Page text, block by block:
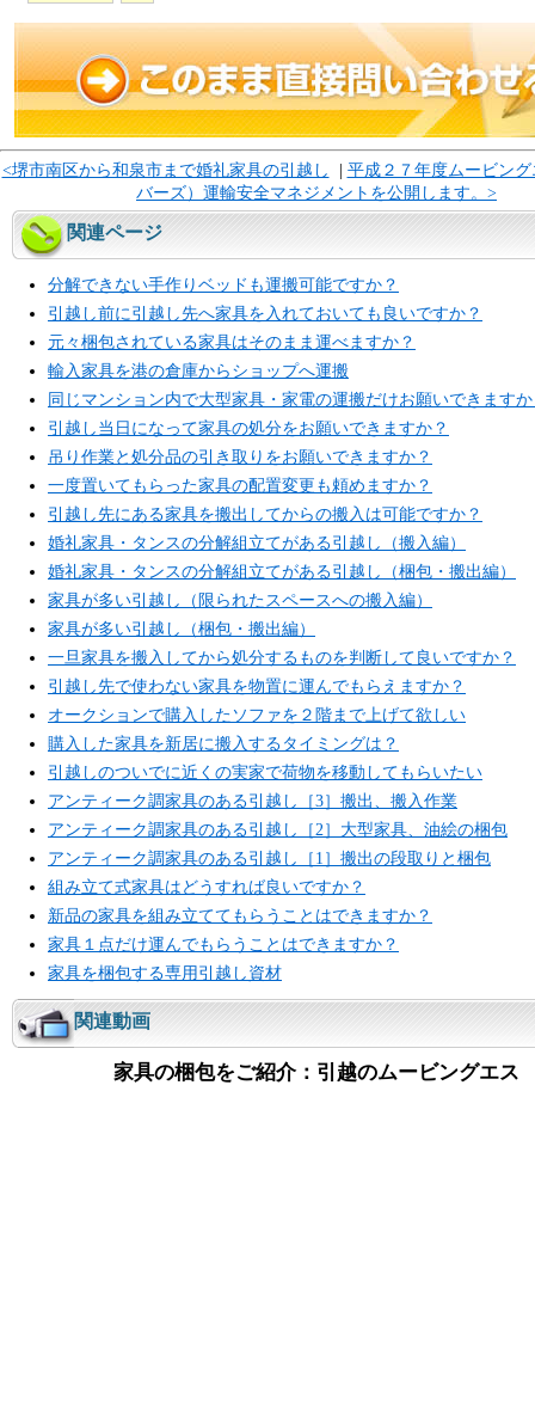
<堺市南区から和泉市まで婚礼家具の引越し | 平成２７年度ムービン
バーズ）運輸安全マネジメントを公開します。>
関連ページ
分解できない手作りベッドも運搬可能ですか？
引越し前に引越し先へ家具を入れておいても良いですか？
元々梱包されている家具はそのまま運べますか？
輸入家具を港の倉庫からショップへ運搬
同じマンション内で大型家具・家電の運搬だけお願いできます
引越し当日になって家具の処分をお願いできますか？
吊り作業と処分品の引き取りをお願いできますか？
一度置いてもらった家具の配置変更も頼めますか？
引越し先にある家具を搬出してからの搬入は可能ですか？
婚礼家具・タンスの分解組立てがある引越し（搬入編）
婚礼家具・タンスの分解組立てがある引越し（梱包・搬出編）
家具が多い引越し（限られたスペースへの搬入編）
家具が多い引越し（梱包・搬出編）
一旦家具を搬入してから処分するものを判断して良いですか？
引越し先で使わない家具を物置に運んでもらえますか？
オークションで購入したソファを２階まで上げて欲しい
購入した家具を新居に搬入するタイミングは？
引越しのついでに近くの実家で荷物を移動してもらいたい
アンティーク調家具のある引越し［3］搬出、搬入作業
アンティーク調家具のある引越し［2］大型家具、油絵の梱包
アンティーク調家具のある引越し［1］搬出の段取りと梱包
組み立て式家具はどうすれば良いですか？
新品の家具を組み立ててもらうことはできますか？
家具１点だけ運んでもらうことはできますか？
家具を梱包する専用引越し資材
関連動画
家具の梱包をご紹介：引越のムービングエス